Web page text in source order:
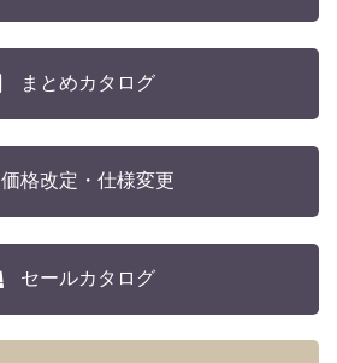
まとめカタログ
価格改定・仕様変更
セールカタログ